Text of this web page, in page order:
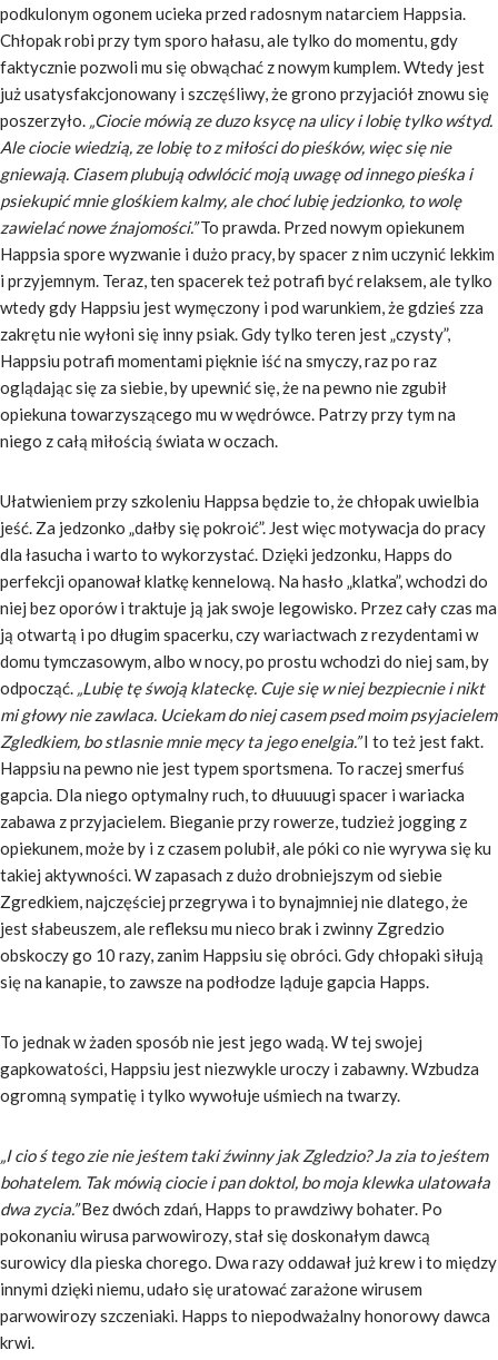
podkulonym ogonem ucieka przed radosnym natarciem Happsia.
Chłopak robi przy tym sporo hałasu, ale tylko do momentu, gdy
faktycznie pozwoli mu się obwąchać z nowym kumplem. Wtedy jest
już usatysfakcjonowany i szczęśliwy, że grono przyjaciół znowu się
poszerzyło. „Ciocie mówią ze duzo ksycę na ulicy i lobię tylko wśtyd.
Ale ciocie wiedzią, ze lobię to z miłości do pieśków, więc się nie
gniewają. Ciasem plubują odwlócić moją uwagę od innego pieśka i
psiekupić mnie glośkiem kalmy, ale choć lubię jedzionko, to wolę
zawielać nowe źnajomości.”To prawda. Przed nowym opiekunem
Happsia spore wyzwanie i dużo pracy, by spacer z nim uczynić lekkim
i przyjemnym. Teraz, ten spacerek też potrafi być relaksem, ale tylko
wtedy gdy Happsiu jest wymęczony i pod warunkiem, że gdzieś zza
zakrętu nie wyłoni się inny psiak. Gdy tylko teren jest „czysty”,
Happsiu potrafi momentami pięknie iść na smyczy, raz po raz
oglądając się za siebie, by upewnić się, że na pewno nie zgubił
opiekuna towarzyszącego mu w wędrówce. Patrzy przy tym na
niego z całą miłością świata w oczach.
Ułatwieniem przy szkoleniu Happsa będzie to, że chłopak uwielbia
jeść. Za jedzonko „dałby się pokroić”. Jest więc motywacja do pracy
dla łasucha i warto to wykorzystać. Dzięki jedzonku, Happs do
perfekcji opanował klatkę kennelową. Na hasło „klatka”, wchodzi do
niej bez oporów i traktuje ją jak swoje legowisko. Przez cały czas ma
ją otwartą i po długim spacerku, czy wariactwach z rezydentami w
domu tymczasowym, albo w nocy, po prostu wchodzi do niej sam, by
odpocząć. „Lubię tę śwoją klateckę. Cuje się w niej bezpiecnie i nikt
mi głowy nie zawlaca. Uciekam do niej casem psed moim psyjacielem
Zgledkiem, bo stlasnie mnie męcy ta jego enelgia.”I to też jest fakt.
Happsiu na pewno nie jest typem sportsmena. To raczej smerfuś
gapcia. Dla niego optymalny ruch, to dłuuuugi spacer i wariacka
zabawa z przyjacielem. Bieganie przy rowerze, tudzież jogging z
opiekunem, może by i z czasem polubił, ale póki co nie wyrywa się ku
takiej aktywności. W zapasach z dużo drobniejszym od siebie
Zgredkiem, najczęściej przegrywa i to bynajmniej nie dlatego, że
jest słabeuszem, ale refleksu mu nieco brak i zwinny Zgredzio
obskoczy go 10 razy, zanim Happsiu się obróci. Gdy chłopaki siłują
się na kanapie, to zawsze na podłodze ląduje gapcia Happs.
To jednak w żaden sposób nie jest jego wadą. W tej swojej
gapkowatości, Happsiu jest niezwykle uroczy i zabawny. Wzbudza
ogromną sympatię i tylko wywołuje uśmiech na twarzy.
„I cio ś tego zie nie jeśtem taki źwinny jak Zgledzio? Ja zia to jeśtem
bohatelem. Tak mówią ciocie i pan doktol, bo moja klewka ulatowała
dwa zycia.”Bez dwóch zdań, Happs to prawdziwy bohater. Po
pokonaniu wirusa parwowirozy, stał się doskonałym dawcą
surowicy dla pieska chorego. Dwa razy oddawał już krew i to między
innymi dzięki niemu, udało się uratować zarażone wirusem
parwowirozy szczeniaki. Happs to niepodważalny honorowy dawca
krwi.